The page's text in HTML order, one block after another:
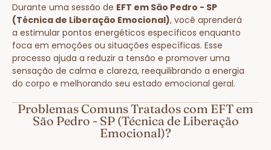
Durante uma sessão de EFT em São Pedro - SP
(Técnica de Liberação Emocional), você aprenderá
a estimular pontos energéticos específicos enquanto
foca em emoções ou situações específicas. Esse
processo ajuda a reduzir a tensão e promover uma
sensação de calma e clareza, reequilibrando a energia
do corpo e melhorando seu estado emocional geral.
Problemas Comuns Tratados com EFT em
São Pedro - SP (Técnica de Liberação
Emocional)?